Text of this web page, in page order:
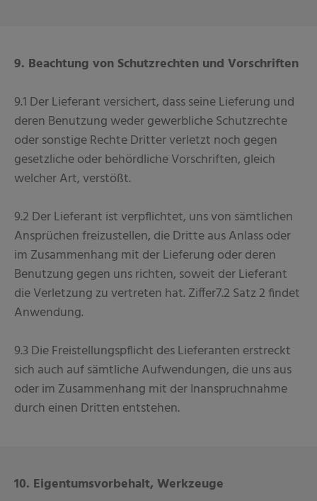
9. Beachtung von Schutzrechten und Vorschriften
9.1 Der Lieferant versichert, dass seine Lieferung und
deren Benutzung weder gewerbliche Schutzrechte
oder sonstige Rechte Dritter verletzt noch gegen
gesetzliche oder behördliche Vorschriften, gleich
welcher Art, verstößt.
9.2 Der Lieferant ist verpflichtet, uns von sämtlichen
Ansprüchen freizustellen, die Dritte aus Anlass oder
im Zusammenhang mit der Lieferung oder deren
Benutzung gegen uns richten, soweit der Lieferant
die Verletzung zu vertreten hat. Ziffer7.2 Satz 2 findet
Anwendung.
9.3 Die Freistellungspflicht des Lieferanten erstreckt
sich auch auf sämtliche Aufwendungen, die uns aus
oder im Zusammenhang mit der Inanspruchnahme
durch einen Dritten entstehen.
10. Eigentumsvorbehalt, Werkzeuge